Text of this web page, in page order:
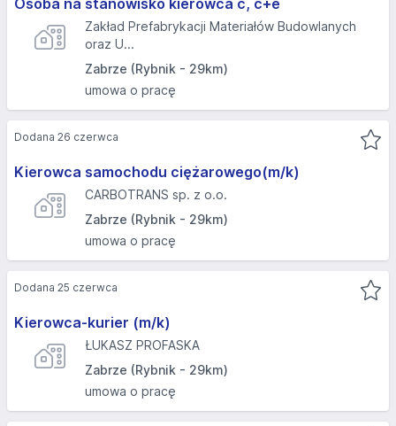
Osoba na stanowisko kierowca c, c+e
Zakład Prefabrykacji Materiałów Budowlanych
oraz U...
Zabrze (Rybnik - 29km)
umowa o pracę
Kierowca samochodu ciężarowego(m/k)
CARBOTRANS sp. z o.o.
Zabrze (Rybnik - 29km)
umowa o pracę
Dodana 26 czerwca
Kierowca-kurier (m/k)
ŁUKASZ PROFASKA
Zabrze (Rybnik - 29km)
umowa o pracę
Dodana 25 czerwca